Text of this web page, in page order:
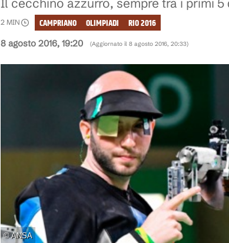
8 agosto 2016, 19:20 (Aggiornato il 8 agosto 2016, 20:33)
2 MIN RIO 2016
OLIMPIADI
CAMPRIANO
©ANSA